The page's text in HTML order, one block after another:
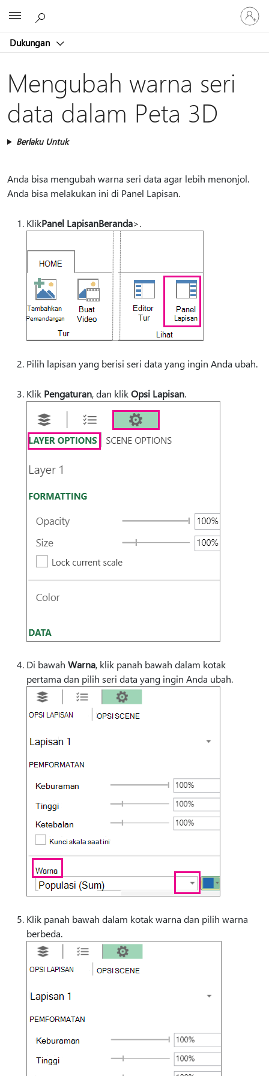
Dukungan
Masuk
ke
akun
Mengubah warna seri
data dalam Peta 3D
Berlaku Untuk
Anda bisa mengubah warna seri data agar lebih menonjol.
Anda bisa melakukan ini di Panel Lapisan.
KlikPanel LapisanBeranda>.
Pilih lapisan yang berisi seri data yang ingin Anda ubah.
Klik Pengaturan, dan klikOpsi Lapisan.
Di bawah Warna, klik panah bawah dalam kotak
pertama dan pilih seri data yang ingin Anda ubah.
Klik panah bawah dalam kotak warna dan pilih warna
berbeda.